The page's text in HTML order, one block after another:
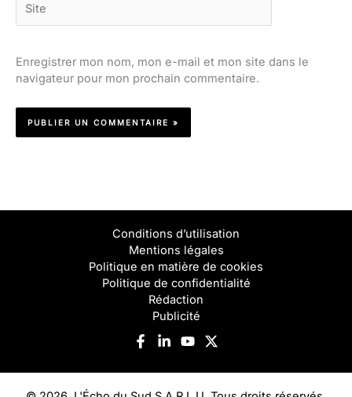
Enregistrer mon nom, mon e-mail et mon site dans le
navigateur pour mon prochain commentaire.
Conditions d’utilisation
Mentions légales
Politique en matière de cookies
Politique de confidentialité
Rédaction
Publicité